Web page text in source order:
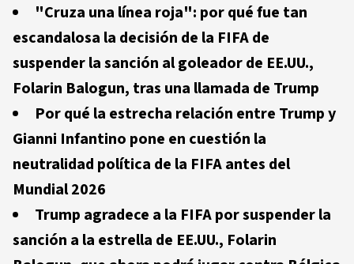
"Cruza una línea roja": por qué fue tan
escandalosa la decisión de la FIFA de
suspender la sanción al goleador de EE.UU.,
Folarin Balogun, tras una llamada de Trump
Por qué la estrecha relación entre Trump y
Gianni Infantino pone en cuestión la
neutralidad política de la FIFA antes del
Mundial 2026
Trump agradece a la FIFA por suspender la
sanción a la estrella de EE.UU., Folarin